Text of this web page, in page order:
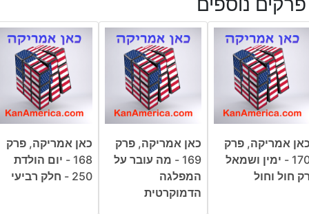
אמריקה, פרק
170 - ימין ושמאל
חול וחול
כאן אמריקה, פרק
169 - מה עובר על
המפלגה
הדמוקרטית
כאן אמריקה, פרק
168 - יום הולדת
250 - חלק רביעי